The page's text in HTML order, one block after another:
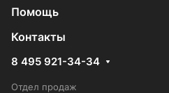
Помощь
Контакты
8 495 921-34-34
Отдел продаж